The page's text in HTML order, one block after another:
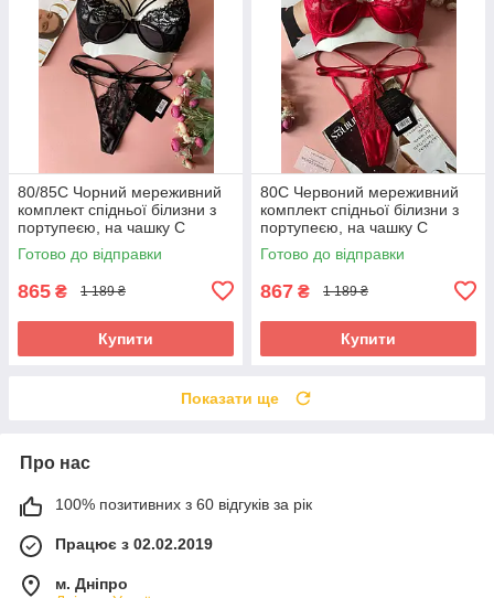
80/85C Чорний мереживний
комплект спідньої білизни з
портупеєю, на чашку С
Готово до відправки
865 ₴ 1 189 ₴
Купити
80C Червоний мереживний
комплект спідньої білизни з
портупеєю, на чашку С
Готово до відправки
867 ₴ 1 189 ₴
Купити
Показати ще
Про нас
100% позитивних з 60 відгуків за рік
Працює з 02.02.2019
м. Дніпро